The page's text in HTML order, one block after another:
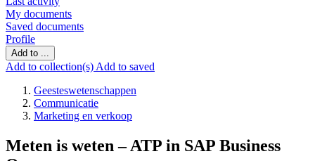
My documents
Saved documents
Profile
Add to ...
Add to collection(s) Add to saved
Geesteswetenschappen
Communicatie
Marketing en verkoop
Meten is weten – ATP in SAP Business